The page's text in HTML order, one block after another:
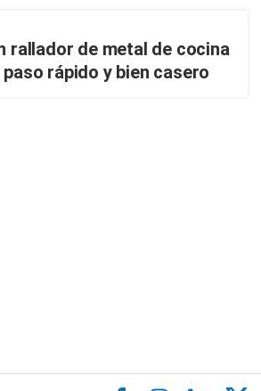
rallador de metal de cocina
rápido y bien casero